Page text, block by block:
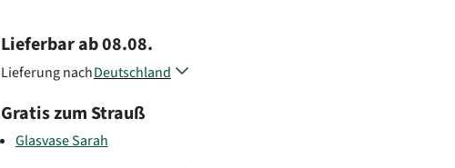
Lieferbarab08.08.
Lieferung nachDeutschland
Belgien
Frankreich
Gratis zum Strauß
Glasvase Sarah